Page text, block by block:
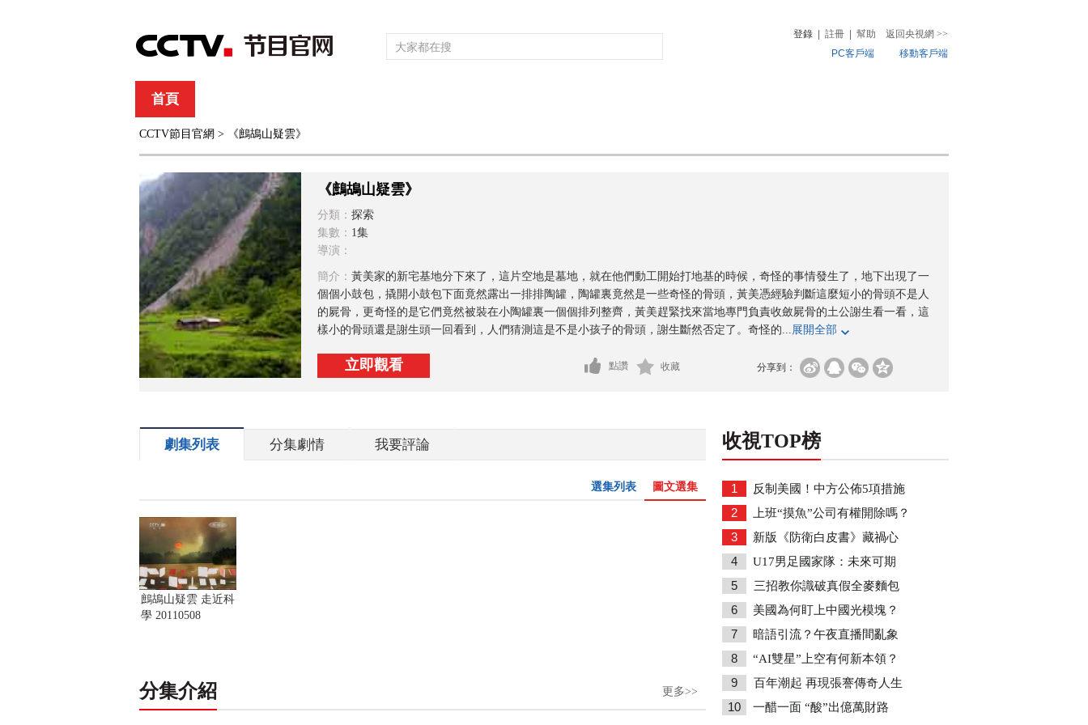
登錄 註冊 幫助 返回央視網 >>
PC客戶端
移動客戶端
首頁
綜合 新聞 財經 綜藝 中文國際
CCTV節目官網 > 《鷓鴣山疑雲》
《鷓鴣山疑雲》
分類： 探索
集數： 1集
導演：
簡介： 黃美家的新宅基地分下來了，這片空地是墓地，就在他們動工開始打地基的時候，奇怪的事情發生了，地下出現了一
個個小鼓包，撬開小鼓包下面竟然露出一排排陶罐，陶罐裏竟然是一些奇怪的骨頭，黃美憑經驗判斷這麼短小的骨頭不是人
的屍骨，更奇怪的是它們竟然被裝在小陶罐裏一個個排列整齊，黃美趕緊找來當地專門負責收斂屍骨的土公謝生看一看，這
樣小的骨頭還是謝生頭一回看到，人們猜測這是不是小孩子的骨頭，謝生斷然否定了。奇怪的...展開全部
立即觀看 分享到：
點讚 收藏
劇集列表 分集劇情 我要評論
圖文選集
選集列表
鷓鴣山疑雲 走近科
學 20110508
分集介紹 更多>>
收視TOP榜
1 反制美國！中方公佈5項措施
2 上班“摸魚”公司有權開除嗎？
3 新版《防衛白皮書》藏禍心
4 U17男足國家隊：未來可期
5 三招教你識破真假全麥麵包
6 美國為何盯上中國光模塊？
7 暗語引流？午夜直播間亂象
8 “AI雙星”上空有何新本領？
9 百年潮起 再現張謇傳奇人生
10 一醋一面 “酸”出億萬財路